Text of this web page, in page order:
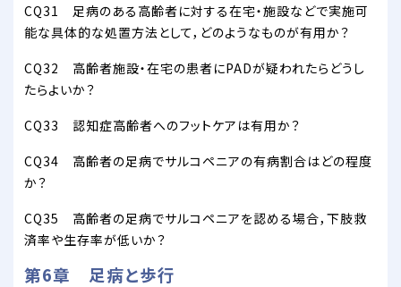
CQ31 足病のある高齢者に対する在宅・施設などで実施可
能な具体的な処置方法として，どのようなものが有用か？
CQ32 高齢者施設・在宅の患者にPADが疑われたらどうし
たらよいか？
CQ33 認知症高齢者へのフットケアは有用か？
CQ34 高齢者の足病でサルコペニアの有病割合はどの程度
か？
CQ35 高齢者の足病でサルコペニアを認める場合，下肢救
済率や生存率が低いか？
第6章 足病と歩行